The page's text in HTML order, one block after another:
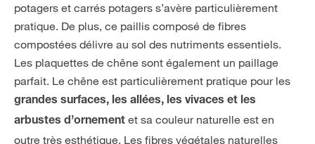
potagers et carrés potagers s’avère particulièrement
pratique. De plus, ce paillis composé de fibres
compostées délivre au sol des nutriments essentiels.
Les plaquettes de chêne sont également un paillage
parfait. Le chêne est particulièrement pratique pour les
grandes surfaces, les allées, les vivaces et les
arbustes d’ornement et sa couleur naturelle est en
outre très esthétique. Les fibres végétales naturelles